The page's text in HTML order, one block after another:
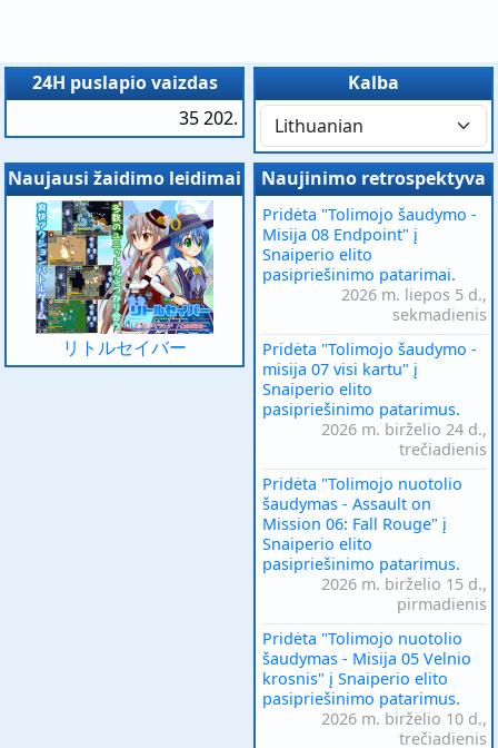
24H puslapio vaizdas
35 202.
Kalba
Naujausi žaidimo leidimai
リトルセイバー
Naujinimo retrospektyva
Pridėta "Tolimojo šaudymo -
Misija 08 Endpoint" į
Snaiperio elito
pasipriešinimo patarimai.
2026 m. liepos 5 d.,
sekmadienis
Pridėta "Tolimojo šaudymo -
misija 07 visi kartu" į
Snaiperio elito
pasipriešinimo patarimus.
2026 m. birželio 24 d.,
trečiadienis
Pridėta "Tolimojo nuotolio
šaudymas - Assault on
Mission 06: Fall Rouge" į
Snaiperio elito
pasipriešinimo patarimus.
2026 m. birželio 15 d.,
pirmadienis
Pridėta "Tolimojo nuotolio
šaudymas - Misija 05 Velnio
krosnis" į Snaiperio elito
pasipriešinimo patarimus.
2026 m. birželio 10 d.,
trečiadienis